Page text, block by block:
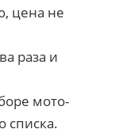
цена не
раза и
мото-
списка.